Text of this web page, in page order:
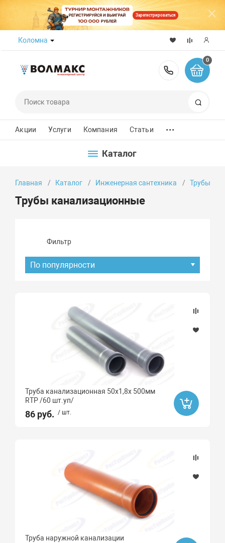
Зарегистрироваться
Коломна
8 (800)
0
Акции Услуги Компания Статьи ...
Каталог
Главная Каталог Инженерная сантехника Трубы
Трубы канализационные
Фильтр
По популярности
Наличие товара
В наличии
Хит продаж
Да
Длина, мм
Труба канализационная 50х1,8х 500мм
RTP /60 шт.уп/
86 руб. / шт.
Труба наружной канализации